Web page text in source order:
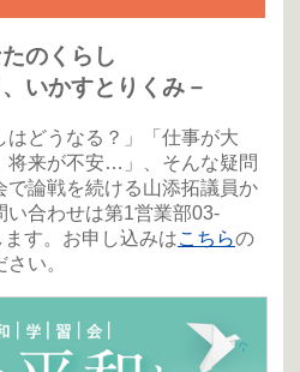
のくらし
いかすとりくみ－
はどうなる？」「仕事が大
来が不安…」、そんな疑問
で論戦を続ける山添拓議員か
い合わせは第1営業部03-
す。お申し込みはこちらの
い。